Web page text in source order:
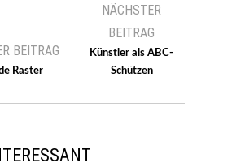
BEITRAG
Raster
NÄCHSTER
BEITRAG
Künstler als ABC-
Schützen